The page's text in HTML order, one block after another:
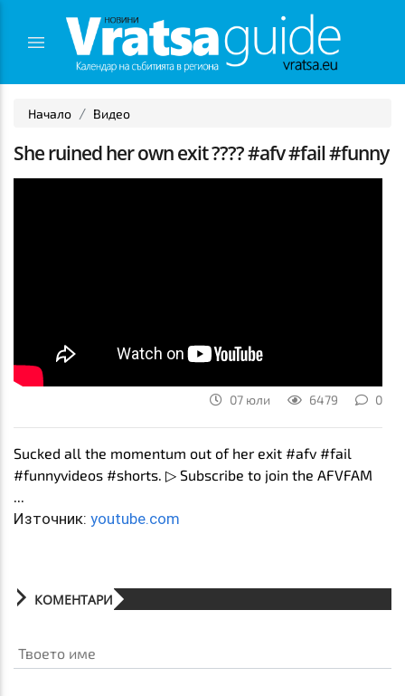
Начало Видео
She ruined her own exit ???? #afv #fail #funny
07 юли 6479 0
Sucked all the momentum out of her exit #afv #fail
#funnyvideos #shorts. ▷ Subscribe to join the AFVFAM
Източник: youtube.com
КОМЕНТАРИ
Твоето име